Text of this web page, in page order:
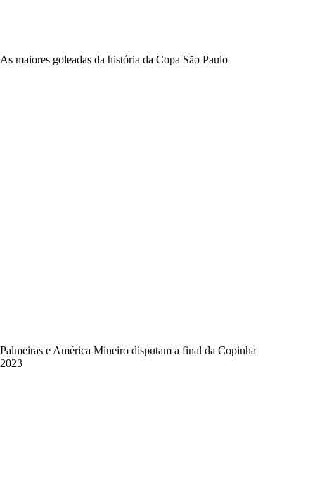
As maiores goleadas da história da Copa São Paulo
Palmeiras e América Mineiro disputam a final da Copinha
2023